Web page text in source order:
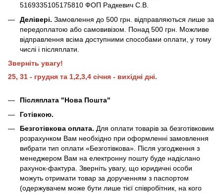
5169335105175810 ФОП Радкевич С.В.
Делівері. Замовлення до 500 грн. відправляються лише за
передоплатою або самовивізом. Понад 500 грн. Можливе
відправлення всіма доступними способами оплати, у тому
числі і післяплати.
Зверніть увагу!
25, 31 - грудня та 1,2,3,4 січня - вихідні дні.
Післяплата "Нова Пошта"
Готівкою.
Безготівкова оплата. Для оплати товарів за безготівковим
розрахунком Вам необхідно при оформленні замовлення
вибрати тип оплати «Безготівкова». Після узгодження з
менеджером Вам на електронну пошту буде надіслано
рахунок-фактура. Зверніть увагу, що юридичні особи
можуть отримати товар за дорученням з паспортом
(одержувачем може бути лише тієї співробітник, на кого